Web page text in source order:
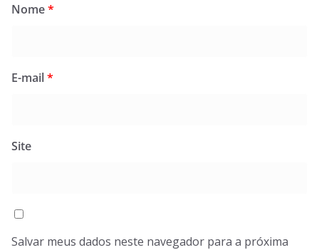
Nome*
E-mail*
Site
Salvar meus dados neste navegador para a próxima